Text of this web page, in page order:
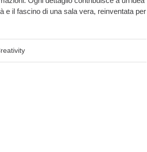
e il fascino di una sala vera, reinventata per